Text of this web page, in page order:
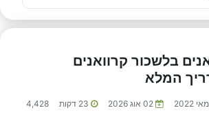
בלשכור קרוואנים
המלא
02 אוג 2026 23 דקות
4,428